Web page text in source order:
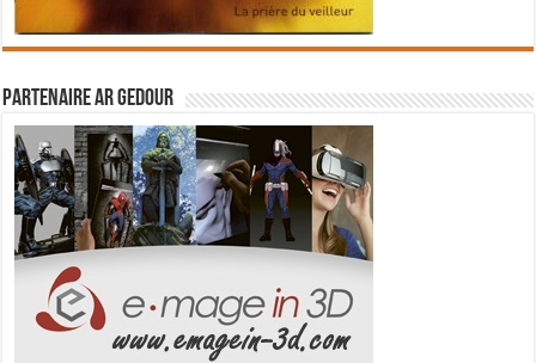
Partenaire Ar Gedour